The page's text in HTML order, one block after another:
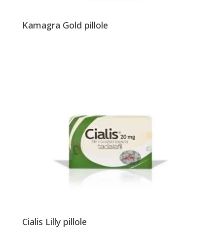
Kamagra Gold pillole
Cialis Lilly pillole